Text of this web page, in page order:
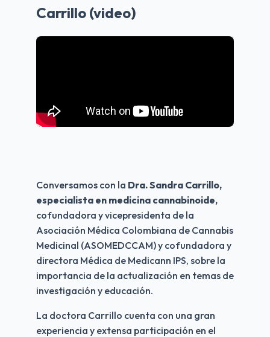
Carrillo (video)
Conversamos con la Dra. Sandra Carrillo,
especialista en medicina cannabinoide,
cofundadora y vicepresidenta de la
Asociación Médica Colombiana de Cannabis
Medicinal (ASOMEDCCAM) y cofundadora y
directora Médica de Medicann IPS, sobre la
importancia de la actualización en temas de
investigación y educación.
La doctora Carrillo cuenta con una gran
experiencia y extensa participación en el